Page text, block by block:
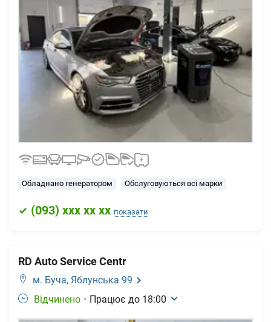
Обладнано генератором Обслуговуються всі марки
(093) xxx xx xx показати
RD Auto Service Centr
м. Буча, Яблунська 99
Відчинено • Працює до 18:00